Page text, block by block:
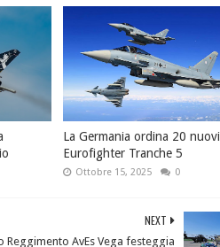
La Germania ordina 20 nuovi
Eurofighter Tranche 5
Ottobre 15, 2025 0
NEXT
Reggimento AvEs Vega festeggia